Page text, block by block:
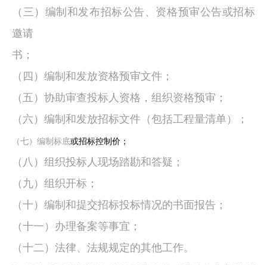
（三）编制和发布招标公告、资格预审公告或招标
邀请
书；
（四）编制和发放资格预审文件；
（五）协助审查投标人资格，组织资格预审；
（六）编制和发放招标文件（包括工程量清单）；
（七）编制标底或招标控制价；
（八）组织投标人现场踏勘和答疑；
（九）组织开标；
（十）编制和提交招标投标情况的书面报告；
（十一）办理备案等事宜；
（十二）法律、法规规定的其他工作。